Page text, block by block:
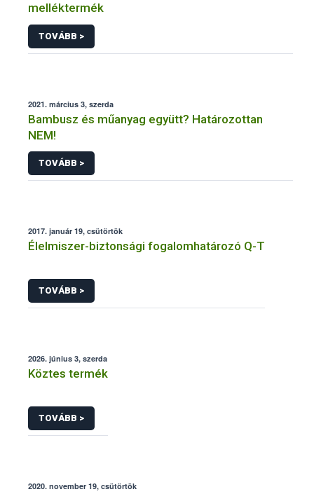
melléktermék
TOVÁBB >
2021. március 3, szerda
Bambusz és műanyag együtt? Határozottan
NEM!
TOVÁBB >
2017. január 19, csütörtök
Élelmiszer-biztonsági fogalomhatározó Q-T
TOVÁBB >
2026. június 3, szerda
Köztes termék
TOVÁBB >
2020. november 19, csütörtök